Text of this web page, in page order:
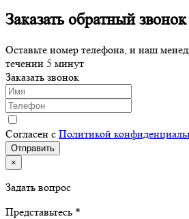
Заказать обратный звонок
Оставьте номер телефона, и наш
течении 5 минут
Заказать звонок
Согласен с Политикой
×
Задать вопрос
Представьтесь *